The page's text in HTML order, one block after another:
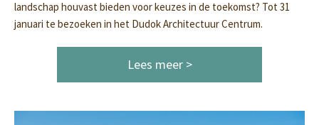
landschap houvast bieden voor keuzes in de toekomst? Tot 31
januari te bezoeken in het Dudok Architectuur Centrum.
Lees meer >